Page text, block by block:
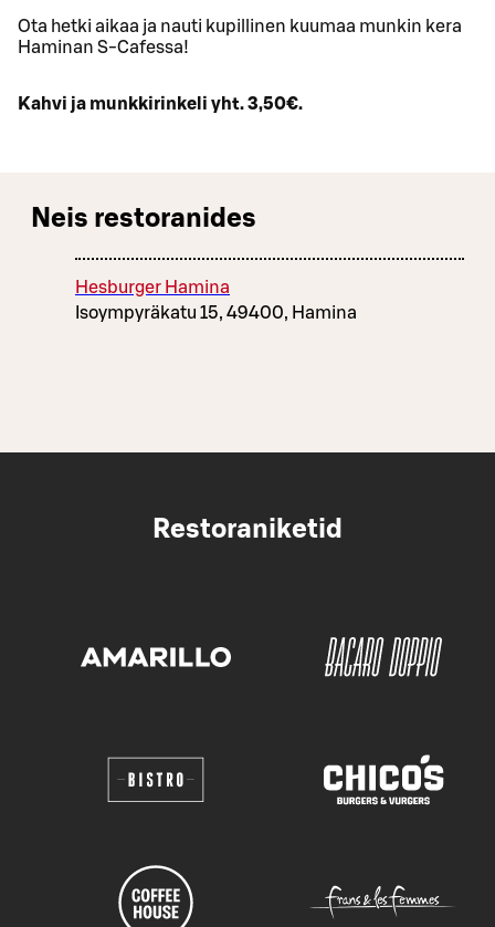
Ota hetki aikaa ja nauti kupillinen kuumaa munkin kera
Haminan S-Cafessa!
Kahvi ja munkkirinkeli yht. 3,50€.
Neis restoranides
Hesburger Hamina
Isoympyräkatu 15, 49400, Hamina
Restoraniketid